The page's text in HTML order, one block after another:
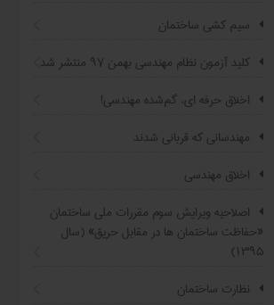
سیم کشی ساختمان
کلید آزمون نظام مهندسی بهمن ۹۷ منتشر شد
اخلاق حرفه ای، گم‌شده مهندسی!
مهندسانی که قربانی شدند
اخلاق مهندسي
اصلاحیه ویرایش سوم مقررات ملی ساختمان
«حفاظت ساختمان ها در مقابل حریق» (سال
۱۳۹۵)
نظارت ساختمان